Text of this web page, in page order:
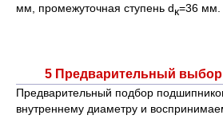
мм, промежуточная ступень dк=36 мм.
5 Предварительный
Предварительный подбор
внутреннему диаметру и